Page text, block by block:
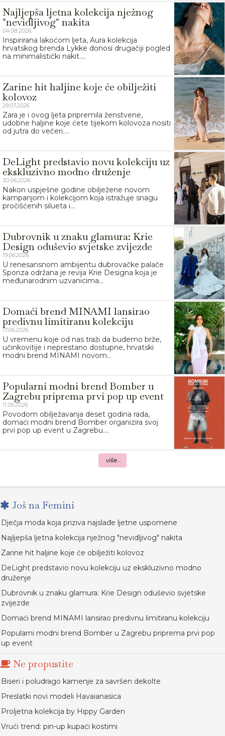
Najljepša ljetna kolekcija nježnog
"nevidljivog" nakita
04.08.2026.
Inspirirana lakoćom ljeta, Aura kolekcija
hrvatskog brenda Lykke donosi drugačiji pogled
na minimalistički nakit....
Zarine hit haljine koje će obilježiti
kolovoz
29.07.2026.
Zara je i ovog ljeta pripremila ženstvene,
udobne haljine koje ćete tijekom kolovoza nositi
od jutra do večeri....
DeLight predstavio novu kolekciju uz
ekskluzivno modno druženje
30.06.2026.
Nakon uspješne godine obilježene novom
kampanjom i kolekcijom koja istražuje snagu
pročišćenih silueta i...
Dubrovnik u znaku glamura: Krie
Design oduševio svjetske zvijezde
19.06.2026.
U renesansnom ambijentu dubrovačke palače
Sponza održana je revija Krie Designa koja je
međunarodnim uzvanicima...
Domaći brend MINAMI lansirao
predivnu limitiranu kolekciju
17.06.2026.
U vremenu koje od nas traži da budemo brže,
učinkovitije i neprestano dostupne, hrvatski
modni brend MINAMI novom...
Popularni modni brend Bomber u
Zagrebu priprema prvi pop up event
11.06.2026.
Povodom obilježavanja deset godina rada,
domaći modni brend Bomber organizira svoj
prvi pop up event u Zagrebu....
više...
Još na Femini
Dječja moda koja priziva najslađe ljetne uspomene
Najljepša ljetna kolekcija nježnog "nevidljivog" nakita
Zarine hit haljine koje će obilježiti kolovoz
DeLight predstavio novu kolekciju uz ekskluzivno modno
druženje
Dubrovnik u znaku glamura: Krie Design oduševio svjetske
zvijezde
Domaći brend MINAMI lansirao predivnu limitiranu kolekciju
Popularni modni brend Bomber u Zagrebu priprema prvi pop
up event
Ne propustite
Biseri i poludrago kamenje za savršen dekolte
Preslatki novi modeli Havaianasica
Proljetna kolekcija by Hippy Garden
Vrući trend: pin-up kupaći kostimi